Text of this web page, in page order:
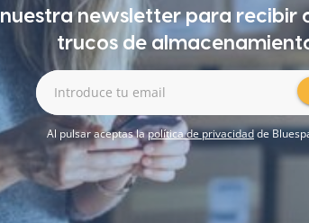
newsletter para recibir
trucos de
Introduce tu email
Al pulsar aceptas lapolítica de privacidadde